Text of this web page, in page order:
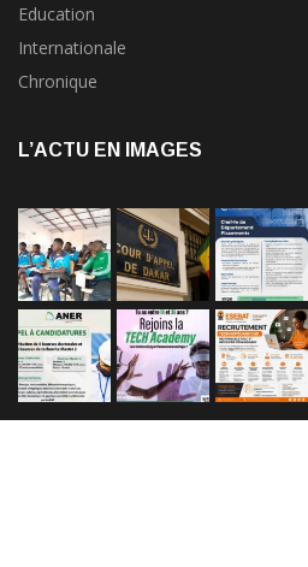
Education
Internationale
Chronique
L’ACTU EN IMAGES